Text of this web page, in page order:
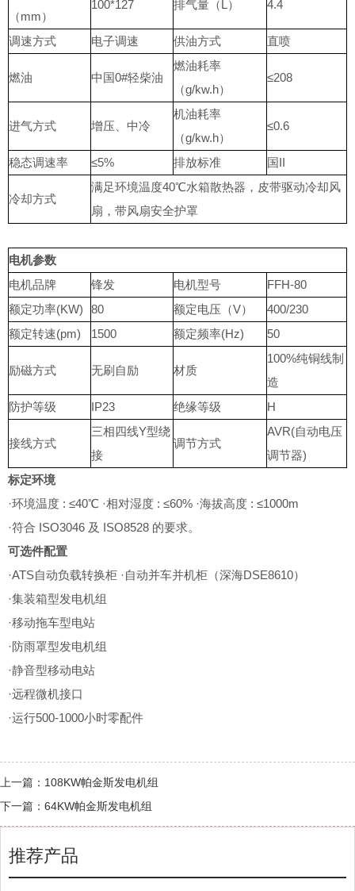
（mm）
100*127 排气量（L） 4.4
调速方式 电子调速 供油方式 直喷
燃油 中国0#轻柴油
燃油耗率
（g/kw.h）
≤208
进气方式 增压、中冷
机油耗率
（g/kw.h）
≤0.6
稳态调速率 ≤5% 排放标准 国II
冷却方式
满足环境温度40℃水箱散热器，皮带驱动冷却风
扇，带风扇安全护罩
电机参数
电机品牌
锋发 电机型号
FFH-80
额定功率(KW)
80 额定电压（V）
400/230
额定转速(pm)
1500 额定频率(Hz) 50
励磁方式 无刷自励 材质
100%纯铜线制
造
防护等级
IP23 绝缘等级 H
接线方式
三相四线Y型绕
接
调节方式
AVR(自动电压
调节器)
标定环境
·环境温度 : ≤40℃ ·相对湿度 : ≤60% ·海拔高度 : ≤1000m
·符合 ISO3046 及 ISO8528 的要求。
可选件配置
·ATS自动负载转换柜 ·自动并车并机柜（深海DSE8610）
·集装箱型发电机组
·移动拖车型电站
·防雨罩型发电机组
·静音型移动电站
·远程微机接口
·运行500-1000小时零配件
上一篇： 108KW帕金斯发电机组
下一篇： 64KW帕金斯发电机组
推荐产品